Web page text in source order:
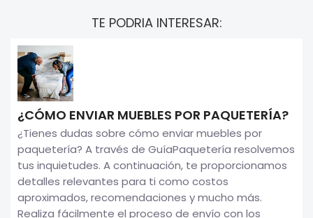
TE PODRIA INTERESAR:
¿CÓMO ENVIAR MUEBLES POR PAQUETERÍA?
¿Tienes dudas sobre cómo enviar muebles por
paquetería? A través de GuíaPaquetería resolvemos
tus inquietudes. A continuación, te proporcionamos
detalles relevantes para ti como costos
aproximados, recomendaciones y mucho más.
Realiza fácilmente el proceso de envío con los